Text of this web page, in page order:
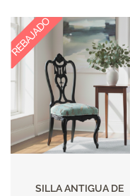
KIDS
ILUMINACIÓN
SILLA ANTIGUA DE